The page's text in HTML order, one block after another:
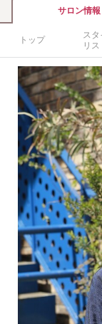
サロン情報
トップ
スタ
リス